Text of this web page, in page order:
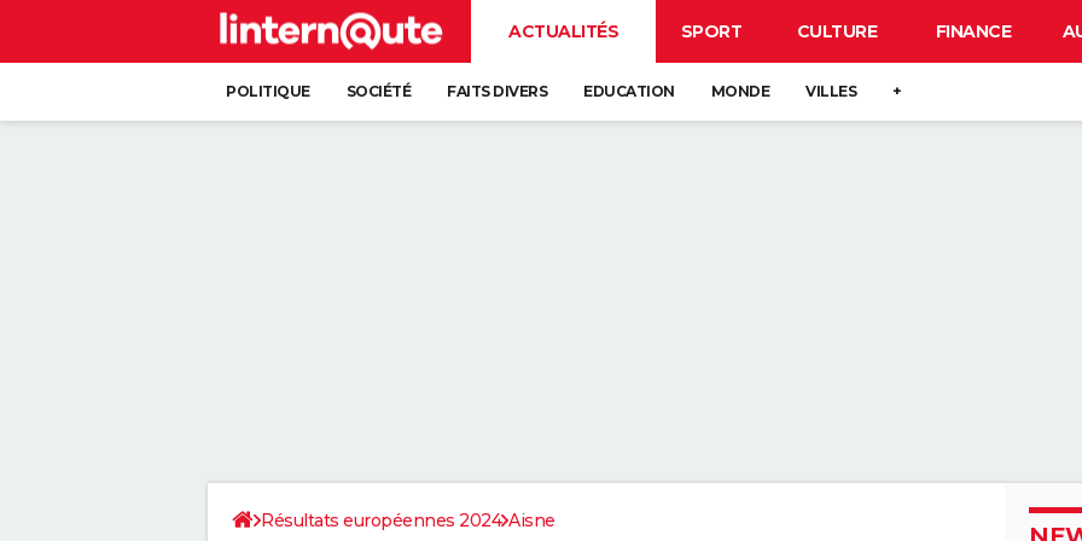
ACTUALITÉS SPORT CULTURE FINANCE
POLITIQUE SOCIÉTÉ FAITS DIVERS EDUCATION MONDE VILLES +
Résultats européennes 2024 Aisne